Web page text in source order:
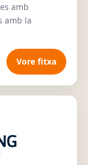
amb
amb la
Vore fitxa